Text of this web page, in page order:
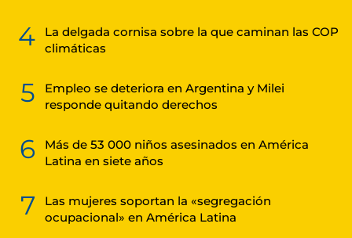
4
La delgada cornisa sobre la que caminan las COP
climáticas
5
Empleo se deteriora en Argentina y Milei
responde quitando derechos
6
Más de 53 000 niños asesinados en América
Latina en siete años
7
Las mujeres soportan la «segregación
ocupacional» en América Latina